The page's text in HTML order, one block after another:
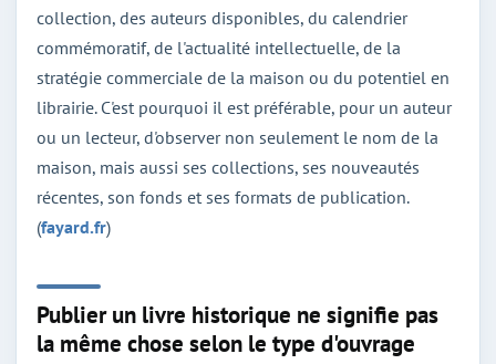
collection, des auteurs disponibles, du calendrier
commémoratif, de l'actualité intellectuelle, de la
stratégie commerciale de la maison ou du potentiel en
librairie. C'est pourquoi il est préférable, pour un auteur
ou un lecteur, d'observer non seulement le nom de la
maison, mais aussi ses collections, ses nouveautés
récentes, son fonds et ses formats de publication.
(fayard.fr)
Publier un livre historique ne signifie pas
la même chose selon le type d'ouvrage